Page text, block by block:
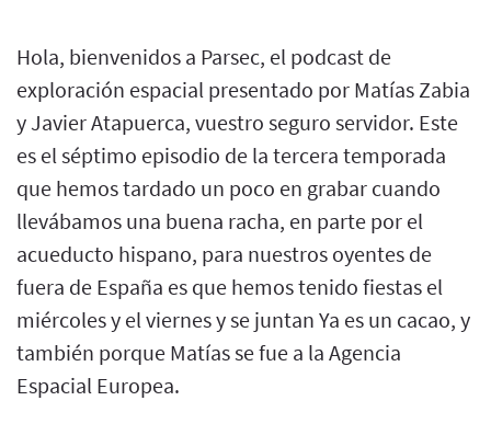
Hola, bienvenidos a Parsec, el podcast de
exploración espacial presentado por Matías Zabia
y Javier Atapuerca, vuestro seguro servidor. Este
es el séptimo episodio de la tercera temporada
que hemos tardado un poco en grabar cuando
llevábamos una buena racha, en parte por el
acueducto hispano, para nuestros oyentes de
fuera de España es que hemos tenido fiestas el
miércoles y el viernes y se juntan Ya es un cacao, y
también porque Matías se fue a la Agencia
Espacial Europea.